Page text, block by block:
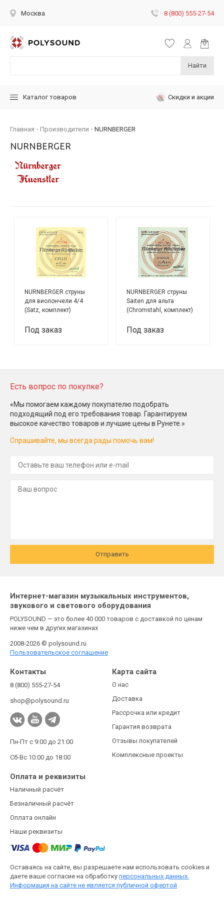
Москва 8 (800) 555-27-54
Найти
Каталог товаров Скидки и акции
Главная Производители NURNBERGER
NURNBERGER
NURNBERGER струны
для виолончели 4/4
(Satz, комплект)
Под заказ
NURNBERGER струны
Saiten для альта
(Chromstahl, комплект)
Под заказ
Есть вопрос по покупке?
«Мы помогаем каждому покупателю подобрать
подходящий под его требования товар. Гарантируем
высокое качество товаров и лучшие цены в Рунете.»
Спрашивайте, мы всегда рады помочь вам!
Отправить
Интернет-магазин музыкальных инструментов,
звукового и светового оборудования
POLYSOUND — это более 40 000 товаров с доставкой по ценам
ниже чем в других магазинах
2008-2026 © polysound.ru
Пользовательское соглашение
Контакты
8 (800) 555-27-54
shop@polysound.ru
Пн-Пт с 9:00 до 21:00
Сб-Вс 10:00 до 18:00
Карта сайта
О нас
Доставка
Рассрочка или кредит
Гарантия возврата
Отзывы покупателей
Комплексные проекты
Оплата и реквизиты
Наличный расчёт
Безналичный расчёт
Оплата онлайн
Наши реквизиты
Оставаясь на сайте, вы разрешаете нам использовать cookies и
даете ваше согласие на обработку персональных данных.
Информация на сайте не является публичной офертой